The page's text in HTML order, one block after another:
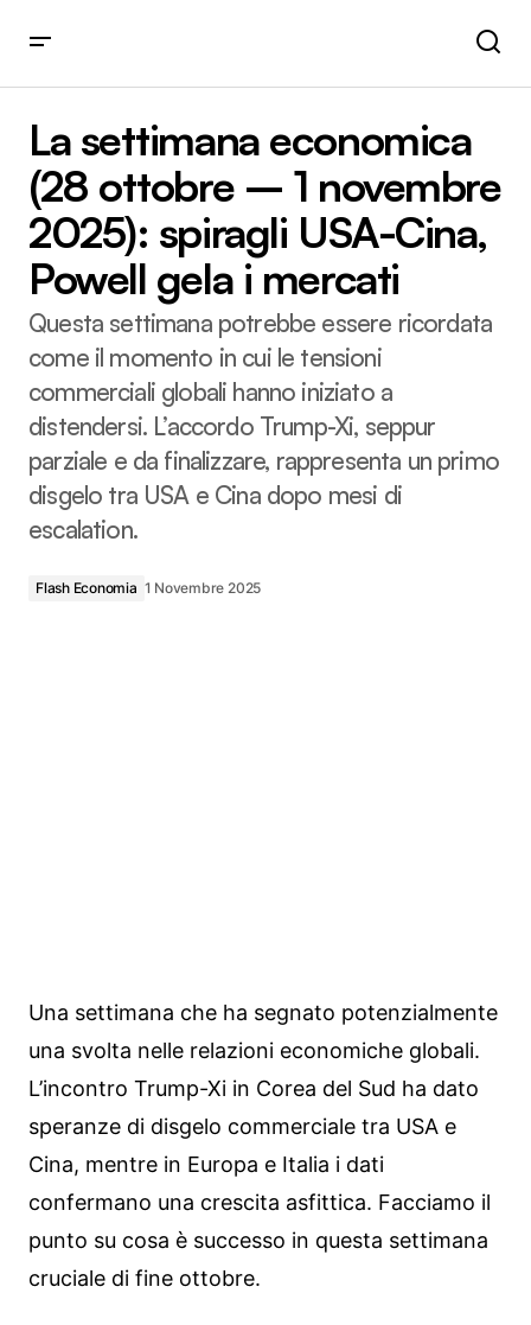
spiragli USA-Cina, Powell gela i mercati
La settimana economica
(28 ottobre – 1 novembre
2025): spiragli USA-Cina,
Powell gela i mercati
Questa settimana potrebbe essere ricordata
come il momento in cui le tensioni
commerciali globali hanno iniziato a
distendersi. L’accordo Trump-Xi, seppur
parziale e da finalizzare, rappresenta un primo
disgelo tra USA e Cina dopo mesi di
escalation.
Flash Economia 1 Novembre 2025
Una settimana che ha segnato potenzialmente
una svolta nelle relazioni economiche globali.
L’incontro Trump-Xi in Corea del Sud ha dato
speranze di disgelo commerciale tra USA e
Cina, mentre in Europa e Italia i dati
confermano una crescita asfittica. Facciamo il
punto su cosa è successo in questa settimana
cruciale di fine ottobre.